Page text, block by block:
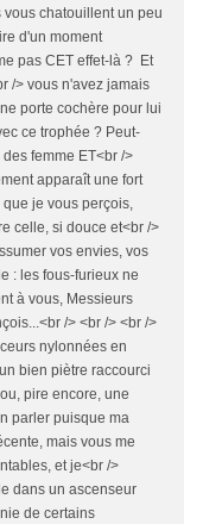
vous chatouillent un peu
d'un moment
pas CET effet-là ? Et
/> vous n'avez jamais
porte cochère pour lui
ce trophée ? Peut-
femme ET<br />
apparaît une fort
je vous perçois,
celle, si douce et<br />
vos envies, vos
: les fous-furieux ne
à vous, Messieurs
/> <br /> <br />
nylonnées en
bien piètre raccourci
pire encore, une
parler puisque ma
mais vous me
et je<br />
dans un ascenseur
de certains